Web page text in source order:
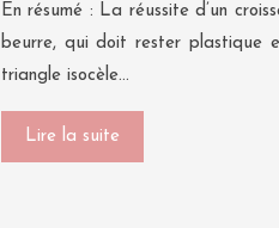
En résumé : La réussite d’un
beurre, qui doit rester plastique
triangle isocèle…
Lire la suite